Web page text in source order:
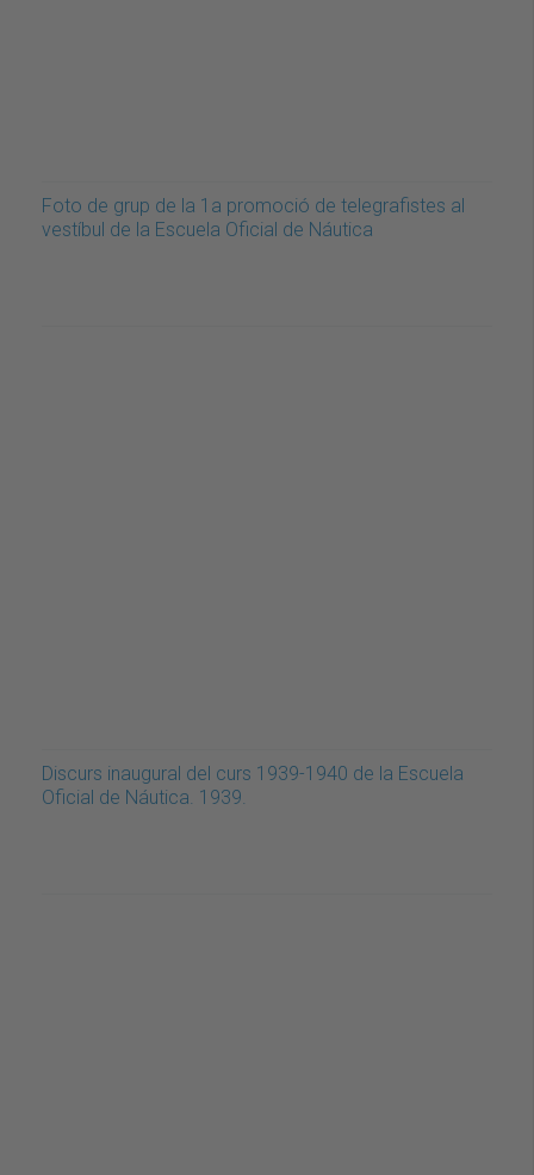
Foto de grup de la 1a promoció de telegrafistes al
vestíbul de la Escuela Oficial de Náutica
Discurs inaugural del curs 1939-1940 de la Escuela
Oficial de Náutica. 1939.